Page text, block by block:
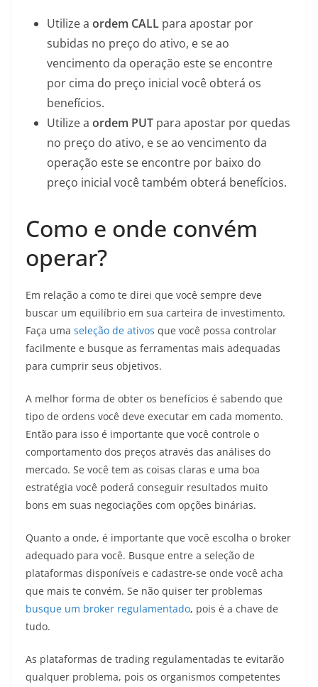
Utilize a ordem CALL para apostar por
subidas no preço do ativo, e se ao
vencimento da operação este se encontre
por cima do preço inicial você obterá os
benefícios.
Utilize a ordem PUT para apostar por quedas
no preço do ativo, e se ao vencimento da
operação este se encontre por baixo do
preço inicial você também obterá benefícios.
Como e onde convém
operar?
Em relação a como te direi que você sempre deve
buscar um equilíbrio em sua carteira de investimento.
Faça uma seleção de ativos que você possa controlar
facilmente e busque as ferramentas mais adequadas
para cumprir seus objetivos.
A melhor forma de obter os benefícios é sabendo que
tipo de ordens você deve executar em cada momento.
Então para isso é importante que você controle o
comportamento dos preços através das análises do
mercado. Se você tem as coisas claras e uma boa
estratégia você poderá conseguir resultados muito
bons em suas negociações com opções binárias.
Quanto a onde, é importante que você escolha o broker
adequado para você. Busque entre a seleção de
plataformas disponíveis e cadastre-se onde você acha
que mais te convém. Se não quiser ter problemas
busque um broker regulamentado, pois é a chave de
tudo.
As plataformas de trading regulamentadas te evitarão
qualquer problema, pois os organismos competentes